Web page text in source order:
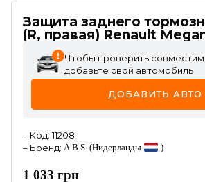
Защита заднего
(R, правая) Renault
Чтобы проверить
добавьте свой автомобиль
ДОБАВИТЬ АВТО
– Код:11208
– Бренд: A.B.S. (Нидерланды )
1 033 грн